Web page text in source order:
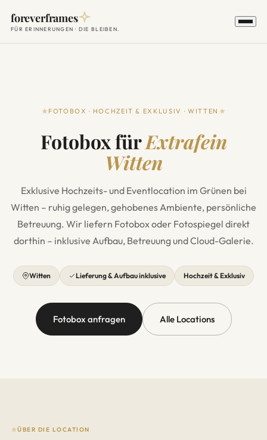
foreverframes
FÜR ERINNERUNGEN · DIE BLEIBEN.
FOTOBOX · HOCHZEIT & EXKLUSIV · WITTEN
Fotobox fürExtrafein
Witten
Exklusive Hochzeits- und Eventlocation im Grünen bei
Witten – ruhig gelegen, gehobenes Ambiente, persönliche
Betreuung. Wir liefern Fotobox oder Fotospiegel direkt
dorthin – inklusive Aufbau, Betreuung und Cloud-Galerie.
Witten Lieferung & Aufbau inklusive Hochzeit & Exklusiv
Fotobox anfragen Alle Locations
ÜBER DIE LOCATION